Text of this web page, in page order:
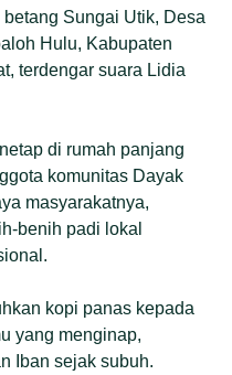
Sungai Utik, Desa
Hulu, Kabupaten
terdengar suara Lidia
di rumah panjang
komunitas Dayak
masyarakatnya,
benih padi lokal
kopi panas kepada
yang menginap,
Iban sejak subuh.